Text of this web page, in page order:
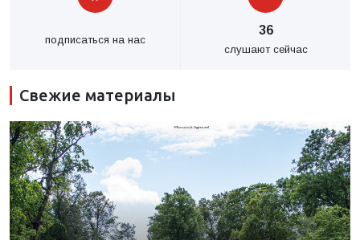
подписаться на нас
36
слушают сейчас
Свежие материалы